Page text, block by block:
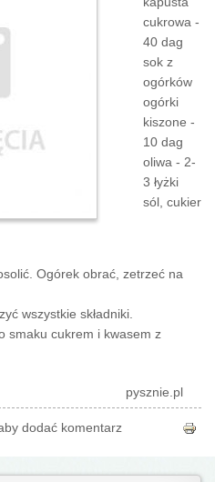
cukrowa -
40 dag
sok z
ogórków
ogórki
kiszone -
10 dag
oliwa - 2-
3 łyżki
sól, cukier
Ogórek obrać, zetrzeć na
wszystkie składniki.
smaku cukrem i kwasem z
pysznie.pl
dodać komentarz